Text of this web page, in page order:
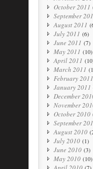
October 2011
September
August 2011
July 2011 (6)
June 2011 (7)
May 2011 (10)
April 2011
March 2011
February 2011
January 2011
December
November
October 2010
September
August 2010
July 2010 (1)
June 2010 (3)
May 2010 (10)